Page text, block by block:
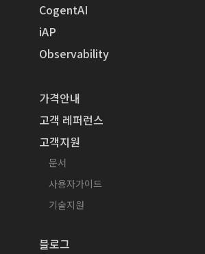
CogentAI
iAP
Observability
가격안내
고객 레퍼런스
고객지원
문서
사용자가이드
기술지원
블로그